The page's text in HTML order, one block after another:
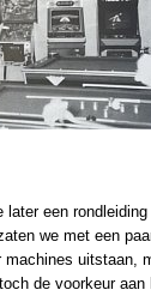
later een
we met een
machines uitstaan,
de voorkeur